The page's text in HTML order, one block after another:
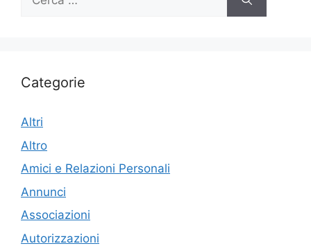
Categorie
Altri
Altro
Amici e Relazioni Personali
Annunci
Associazioni
Autorizzazioni